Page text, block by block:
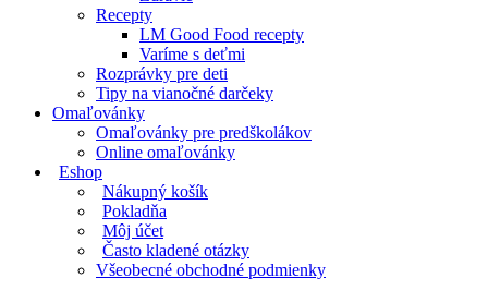
Recepty
LM Good Food recepty
Varíme s deťmi
Rozprávky pre deti
Tipy na vianočné darčeky
Omaľovánky
Omaľovánky pre predškolákov
Online omaľovánky
Eshop
Nákupný košík
Pokladňa
Môj účet
Často kladené otázky
Všeobecné obchodné podmienky